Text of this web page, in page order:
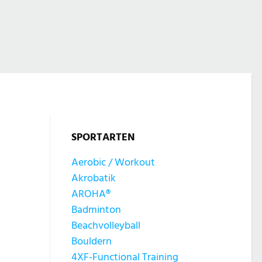
SPORTARTEN
Aerobic / Workout
Akrobatik
AROHA®
Badminton
Beachvolleyball
Bouldern
4XF-Functional Training